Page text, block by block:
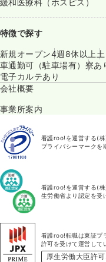
緩和医療科（ホスピス）
特徴で探す
新規オープン4週8休以上
車通勤可（駐車場有） 寮あ
電子カルテあり
会社概要
事業所案内
看護roo!を運営する(
プライバシーマークを
看護roo!を運営する(
生労働省より認定を受
看護roo!転職は東証プ
許可を受けて運営して
厚生労働大臣許